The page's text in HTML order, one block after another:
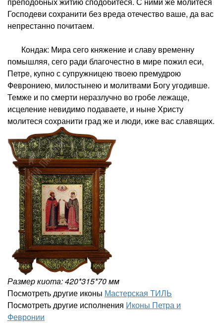
Господеви сохранити без вреда отечество ваше, да вас
непрестанно почитаем.
Кондак: Мира сего княжение и славу временну
помышляя, сего ради благочестно в мире пожил еси,
Петре, купно с супружницею твоею премудрою
Феврониею, милостынею и молитвами Богу угодивше.
Темже и по смерти неразлучно во гробе лежаще,
исцеление невидимо подаваете, и ныне Христу
молитеся сохранити град же и люди, иже вас славящих.
Размер киота: 420*315*70 мм
Посмотреть другие иконы Мастерская ТИЛЬ
Посмотреть другие исполнения Иконы Петра и
Февронии